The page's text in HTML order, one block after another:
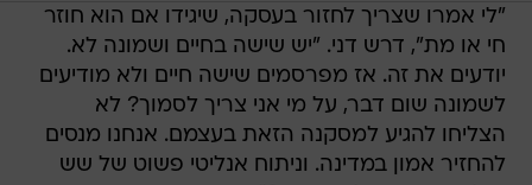
"לי אמרו שצריך לחזור בעסקה, שיגידו אם הוא חוזר
חי או מת", דרש דני. "יש שישה בחיים ושמונה לא.
יודעים את זה. אז מפרסמים שישה חיים ולא מודיעים
לשמונה שום דבר, על מי אני צריך לסמוך? לא
הצליחו להגיע למסקנה הזאת בעצמם. אנחנו מנסים
להחזיר אמון במדינה. וניתוח אנליטי פשוט של שש